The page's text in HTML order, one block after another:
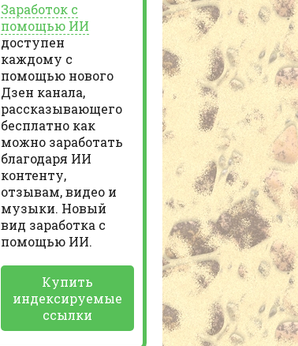
Заработок с
помощью ИИ
доступен
каждому с
помощью нового
Дзен канала,
рассказывающего
бесплатно как
можно заработать
благодаря ИИ
контенту,
отзывам, видео и
музыки. Новый
вид заработка с
помощью ИИ.
Купить
индексируемые
ссылки